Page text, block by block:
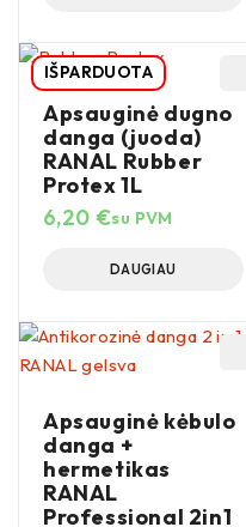
IŠPARDUOTA
Apsauginė dugno
danga (juoda)
RANAL Rubber
Protex 1L
6,20 €su PVM
DAUGIAU
Apsauginė kėbulo
danga +
hermetikas
RANAL
Professional 2in1